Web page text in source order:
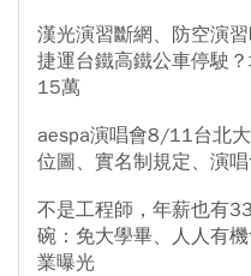
漢光演習斷網、防空演
捷運台鐵高鐵公車停駛
15萬
aespa演唱會8/11台北
位圖、實名制規定、演
不是工程師，年薪也有
碗：免大學畢、人人有
業曝光